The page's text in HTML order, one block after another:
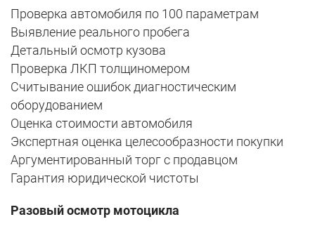
Проверка автомобиля по 100 параметрам
Выявление реального пробега
Детальный осмотр кузова
Проверка ЛКП толщиномером
Считывание ошибок диагностическим
оборудованием
Оценка стоимости автомобиля
Экспертная оценка целесообразности покупки
Аргументированный торг с продавцом
Гарантия юридической чистоты
Разовый осмотр мотоцикла